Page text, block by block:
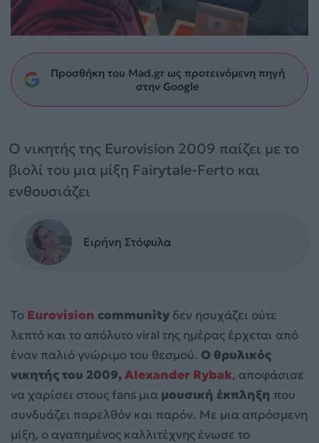
Προσθήκη του Mad.gr ως προτεινόμενη πηγή
στην Google
Ο νικητής της Eurovision 2009 παίζει με το
βιολί του μια μίξη Fairytale-Ferto και
ενθουσιάζει
Ειρήνη Στόφυλα
Το Eurovision community δεν ησυχάζει ούτε
λεπτό και το απόλυτο viral της ημέρας έρχεται από
έναν παλιό γνώριμο του θεσμού. Ο θρυλικός
νικητής του 2009,Alexander Rybak, αποφάσισε
να χαρίσει στους fans μια μουσική έκπληξη που
συνδυάζει παρελθόν και παρόν. Με μια απρόσμενη
μίξη, ο αγαπημένος καλλιτέχνης ένωσε το